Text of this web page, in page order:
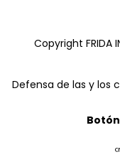
Copyright FRIDA
Defensa de las y los